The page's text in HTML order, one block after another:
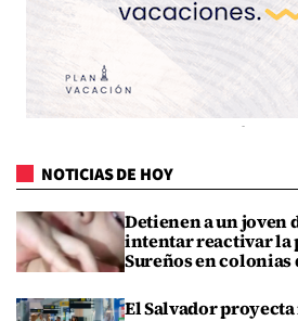
NOTICIAS DE HOY
Detienen a un joven
intentar reactivar la
Sureños en colonias
El Salvador